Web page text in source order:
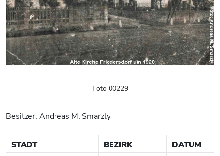
Foto 00229
Besitzer: Andreas M. Smarzly
STADT BEZIRK
DATUM